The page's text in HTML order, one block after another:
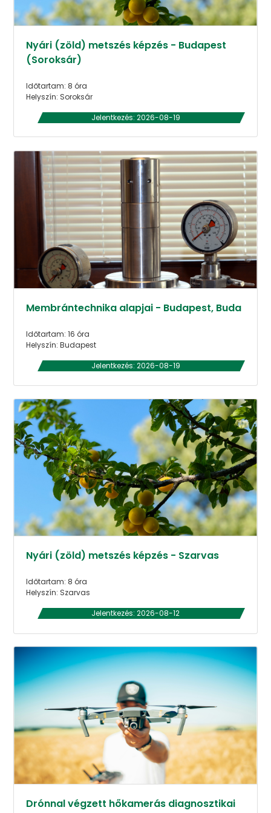
Nyári (zöld) metszés képzés - Budapest
(Soroksár)
Időtartam: 8 óra
Helyszín: Soroksár
Jelentkezés: 2026-08-19
Membrántechnika alapjai - Budapest, Buda
Időtartam: 16 óra
Helyszín: Budapest
Jelentkezés: 2026-08-19
Nyári (zöld) metszés képzés - Szarvas
Időtartam: 8 óra
Helyszín: Szarvas
Jelentkezés: 2026-08-12
Drónnal végzett hőkamerás diagnosztikai